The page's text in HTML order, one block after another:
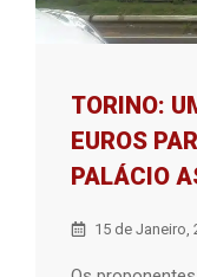
TORINO:
EUROS
PALÁCIO
15 de Janeiro,